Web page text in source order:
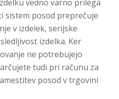
vedno varno prilega
sistem posod preprečuje
v izdelek, serijske
izdelka. Ker
ne potrebujejo
tudi pri računu za
posod v trgovini